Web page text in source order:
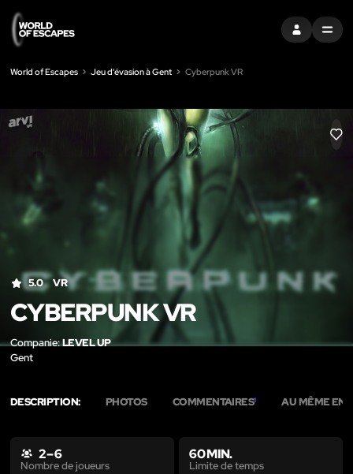
S'INSCRIREMENU
World of Escapes Jeu d'évasion à Gent Cyberpunk VR
LIKE
5.0 VR
CYBERPUNK VR
Companie:LEVEL UP
Gent
DESCRIPTION: PHOTOS COMMENTAIRES1 AU MÊME
2 – 6
Nombre de joueurs
60 MIN.
Limite de temps